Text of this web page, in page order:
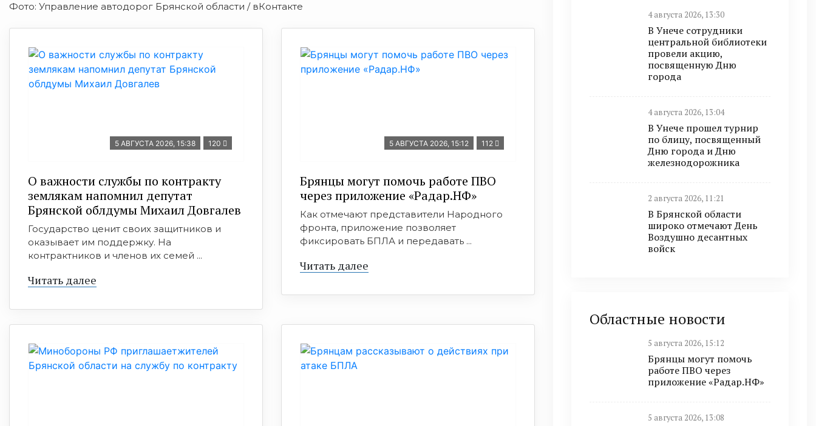
Фото: Управление автодорог Брянской области / вКонтакте
5 АВГУСТА 2026, 15:38 120
О важности службы по контракту
землякам напомнил депутат
Брянской облдумы Михаил Довгалев
Государство ценит своих защитников и
оказывает им поддержку. На
контрактников и членов их семей ...
Читать далее
5 АВГУСТА 2026, 15:12 112
Брянцы могут помочь работе ПВО
через приложение «Радар.НФ»
Как отмечают представители Народного
фронта, приложение позволяет
фиксировать БПЛА и передавать ...
Читать далее
4 августа 2026, 13:30
В Унече сотрудники
центральной библиотеки
провели акцию,
посвященную Дню
города
4 августа 2026, 13:04
В Унече прошел турнир
по блицу, посвященный
Дню города и Дню
железнодорожника
2 августа 2026, 11:21
В Брянской области
широко отмечают День
Воздушно десантных
войск
Областные новости
5 августа 2026, 15:12
Брянцы могут помочь
работе ПВО через
приложение «Радар.НФ»
5 августа 2026, 13:08